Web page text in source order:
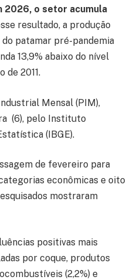
2026, o setor acumula
resultado, a produção
patamar pré-pandemia
13,9% abaixo do nível
de 2011.
Mensal (PIM),
(6), pelo Instituto
(IBGE).
de fevereiro para
econômicas e oito
mostraram
positivas mais
por coque, produtos
(2,2%) e